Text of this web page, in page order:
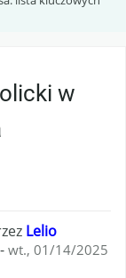
w
Lelio
-wt., 01/14/2025